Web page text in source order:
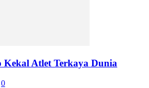
Kekal Atlet Terkaya Dunia
0